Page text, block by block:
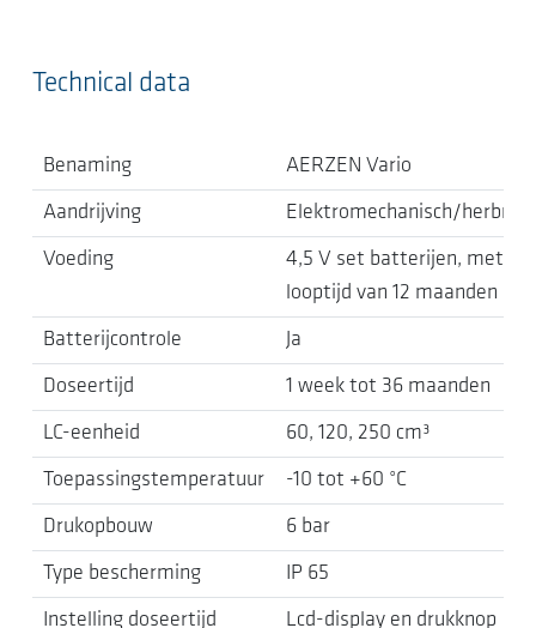
Technical data
Benaming AERZEN Vario
Aandrijving Elektromechanisch/
Voeding
4,5 V set batterijen, met
looptijd van 12 maanden
Batterijcontrole Ja
Doseertijd 1 week tot 36 maanden
LC-eenheid 60, 120, 250 cm³
Toepassingstemperatuur -10 tot +60 °C
Drukopbouw 6 bar
Type bescherming IP 65
Instelling doseertijd Lcd-display en drukknop